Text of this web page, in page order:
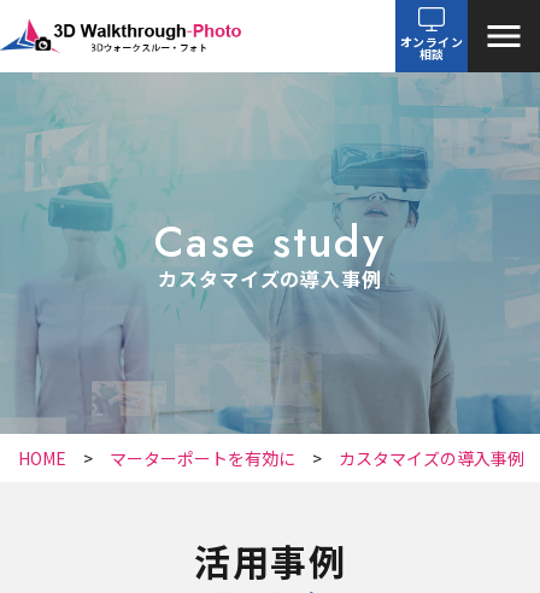
オンライン
相談
Case study
カスタマイズの導入事例
HOME マーターポートを有効に カスタマイズの導入事例
活用事例